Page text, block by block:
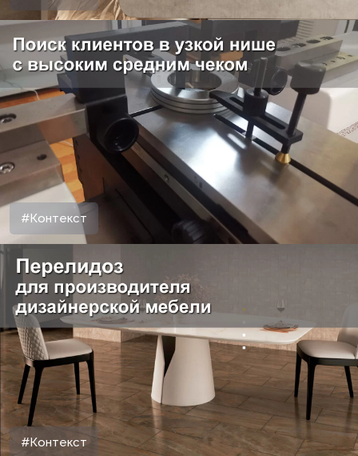
#Контекст
#Контекст